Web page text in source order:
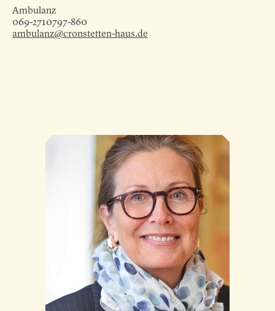
Ambulanz
069-2710797-860
ambulanz@cronstetten-haus.de